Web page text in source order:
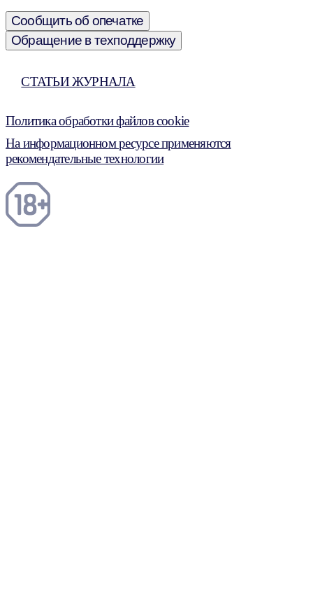
Сообщить об опечатке
Обращение в техподдержку
СТАТЬИ ЖУРНАЛА
Политика обработки файлов cookie
На информационном ресурсе применяются
рекомендательные технологии